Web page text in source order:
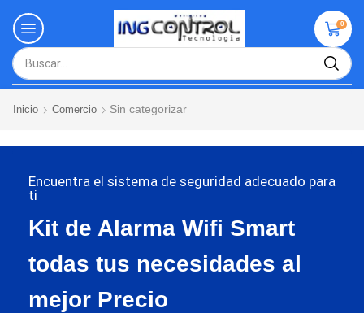
0
Inicio Comercio Sin categorizar
Encuentra el sistema de seguridad adecuado para
ti
Kit de Alarma Wifi Smart
todas tus necesidades al
mejor Precio